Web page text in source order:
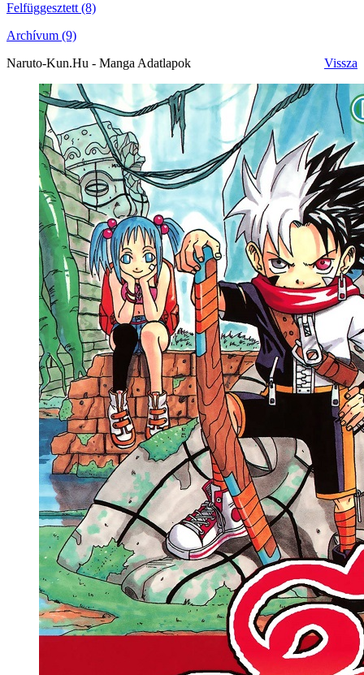
Felfüggesztett (8)
Archívum (9)
Naruto-Kun.Hu - Manga Adatlapok
Vissza